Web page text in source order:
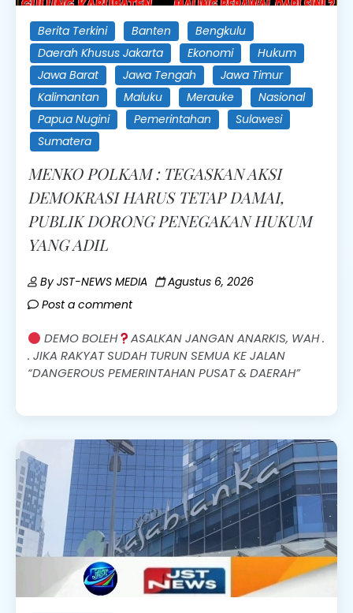
Berita Terkini Banten
Bengkulu
Daerah Khusus Jakarta
Ekonomi
Hukum
Jawa Barat
Jawa Tengah
Jawa Timur
Kalimantan
Maluku Merauke
Nasional
Papua Nugini
Pemerintahan
Sulawesi
Sumatera
MENKO POLKAM : TEGASKAN AKSI
DEMOKRASI HARUS TETAP DAMAI,
PUBLIK DORONG PENEGAKAN HUKUM
YANG ADIL
ByJST-NEWS MEDIA
Agustus 6, 2026
Post a comment
DEMO BOLEH
ASALKAN JANGAN ANARKIS, WAH .
. JIKA RAKYAT SUDAH TURUN SEMUA KE JALAN
“DANGEROUS PEMERINTAHAN PUSAT & DAERAH”